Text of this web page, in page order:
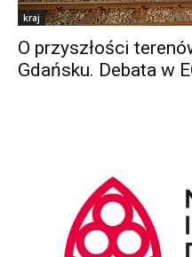
kraj
O przyszłości
Gdańsku. Debata w